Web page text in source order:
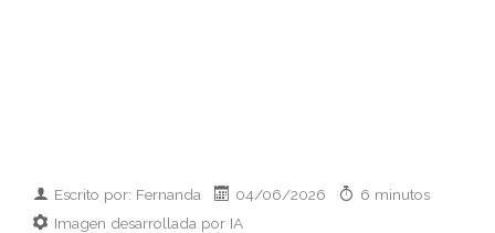
Escrito por: Fernanda 04/06/2026
6 minutos
Imagen desarrollada por IA